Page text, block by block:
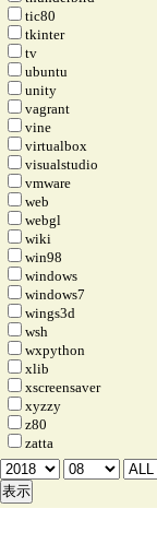
tic80
tkinter
tv
ubuntu
unity
vagrant
vine
virtualbox
visualstudio
vmware
web
webgl
wiki
win98
windows
windows7
wings3d
wsh
wxpython
xlib
xscreensaver
xyzzy
z80
zatta